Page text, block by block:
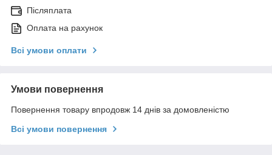
Післяплата
Оплата на рахунок
Всі умови оплати
Умови повернення
Повернення товару впродовж 14 днів за домовленістю
Всі умови повернення